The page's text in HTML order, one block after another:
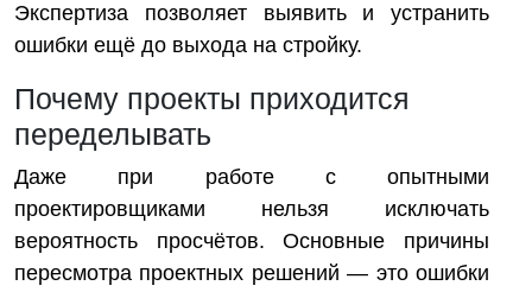
Экспертиза позволяет выявить и устранить
ошибки ещё до выхода на стройку.
Почему проекты приходится
переделывать
Даже при работе с опытными
проектировщиками нельзя исключать
вероятность просчётов. Основные причины
пересмотра проектных решений — это ошибки